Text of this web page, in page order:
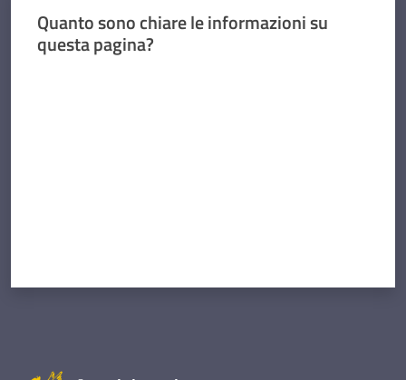
Quanto sono chiare le informazioni su
questa pagina?